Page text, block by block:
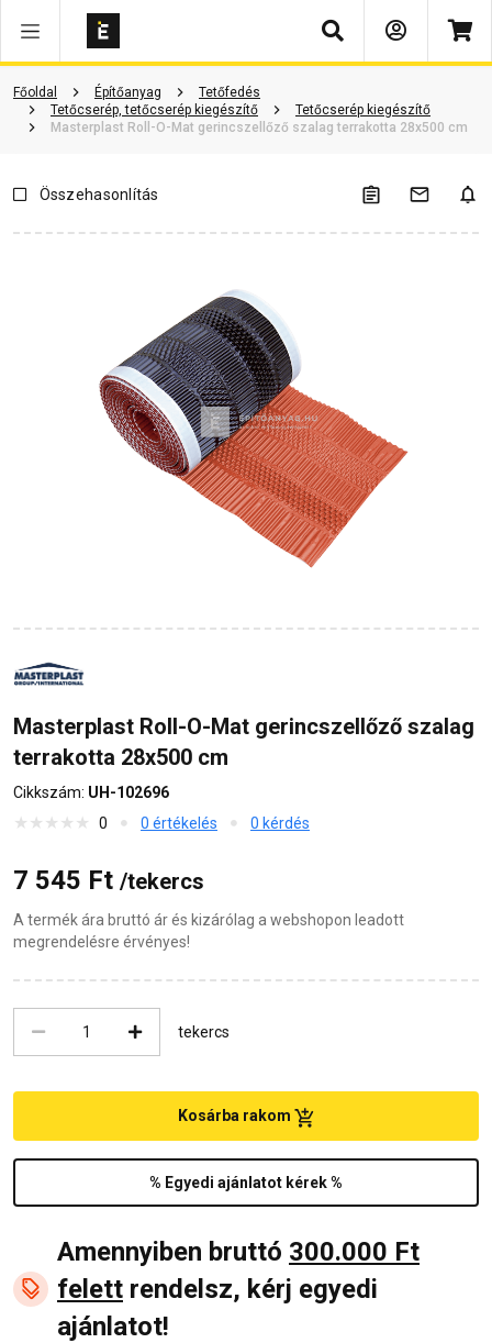
Keresés
Főoldal Építőanyag
Tetőfedés
Tetőcserép, tetőcserép kiegészítő
Tetőcserép kiegészítő
Masterplast Roll-O-Mat gerincszellőző szalag terrakotta 28x500 cm
Vásárlói vélemények Kérdések és válaszok Kapcsolódó cikkek
Összehasonlítás
Masterplast Roll-O-Mat gerincszellőző szalag
terrakotta 28x500 cm
Cikkszám: UH-102696
0
0 értékelés 0 kérdés
7 545 Ft /tekercs
A termék ára bruttó ár és kizárólag a webshopon leadott
megrendelésre érvényes!
tekercs
% Egyedi ajánlatot kérek %
Kosárba rakom
Amennyiben bruttó 300.000 Ft
felett rendelsz, kérj egyedi
ajánlatot!